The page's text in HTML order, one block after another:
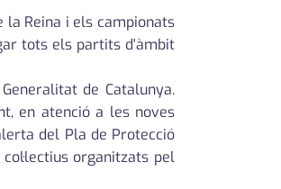
la Reina i els campionats
tots els partits d'àmbit
de Catalunya.
en atenció a les noves
del Pla de Protecció
organitzats pel